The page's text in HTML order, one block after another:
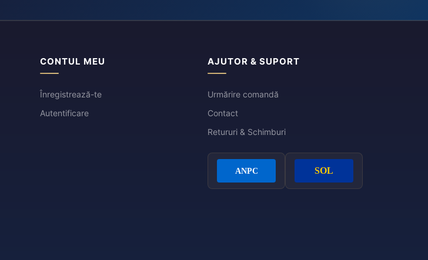
CONTUL MEU
Înregistrează-te
Autentificare
AJUTOR & SUPORT
Urmărire comandă
Contact
Retururi & Schimburi